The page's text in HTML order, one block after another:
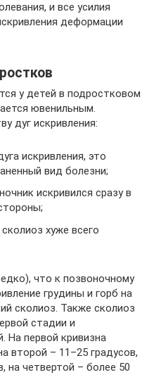
и все усилия
деформации
у детей в подростковом
ювенильным.
дуг искривления:
искривления, это
вид болезни;
искривился сразу в
хуже всего
что к позвоночному
грудины и горб на
сколиоз. Также сколиоз
стадии и
На первой кривизна
второй – 11–25 градусов,
на четвертой – более 50